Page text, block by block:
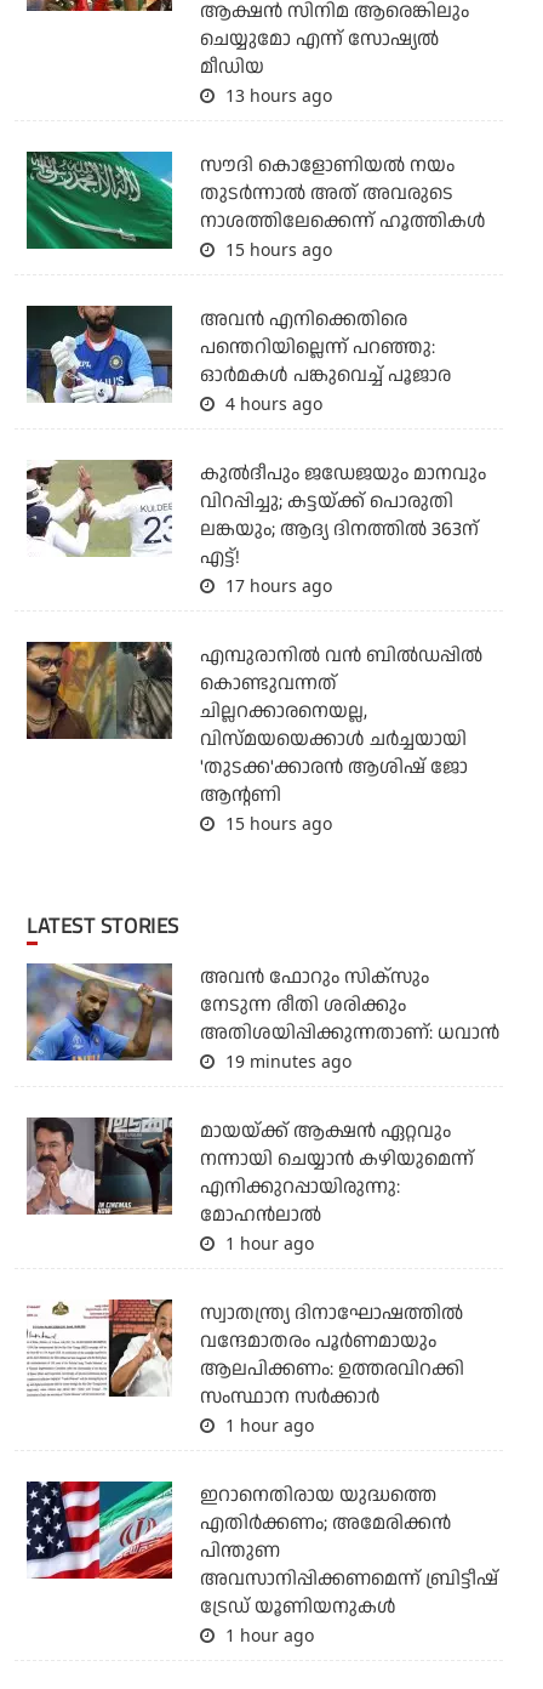
ആക്ഷന്‍ സിനിമ ആരെങ്കിലും
ചെയ്യുമോ എന്ന് സോഷ്യല്‍
മീഡിയ
13 hours ago
സൗദി കൊളോണിയല്‍ നയം
തുടര്‍ന്നാല്‍ അത് അവരുടെ
നാശത്തിലേക്കെന്ന് ഹൂത്തികള്‍
15 hours ago
അവന്‍ എനിക്കെതിരെ
പന്തെറിയില്ലെന്ന് പറഞ്ഞു:
ഓര്‍മകള്‍ പങ്കുവെച്ച് പൂജാര
4 hours ago
കുല്‍ദീപും ജഡേജയും മാനവും
വിറപ്പിച്ചു; കട്ടയ്ക്ക് പൊരുതി
ലങ്കയും; ആദ്യ ദിനത്തില്‍ 363ന്
എട്ട്!
17 hours ago
എമ്പുരാനില്‍ വന്‍ ബില്‍ഡപ്പില്‍
കൊണ്ടുവന്നത്
ചില്ലറക്കാരനെയല്ല,
വിസ്മയയെക്കാള്‍ ചര്‍ച്ചയായി
'തുടക്ക'ക്കാരന്‍ ആശിഷ് ജോ
ആന്റണി
15 hours ago
LATEST STORIES
അവന്‍ ഫോറും സിക്സും
നേടുന്ന രീതി ശരിക്കും
അതിശയിപ്പിക്കുന്നതാണ്: ധവാന്‍
19 minutes ago
മായയ്ക്ക് ആക്ഷന്‍ ഏറ്റവും
നന്നായി ചെയ്യാന്‍ കഴിയുമെന്ന്
എനിക്കുറപ്പായിരുന്നു:
മോഹന്‍ലാല്‍
1 hour ago
സ്വാതന്ത്ര്യ ദിനാഘോഷത്തില്‍
വന്ദേമാതരം പൂര്‍ണമായും
ആലപിക്കണം: ഉത്തരവിറക്കി
സംസ്ഥാന സര്‍ക്കാര്‍
1 hour ago
ഇറാനെതിരായ യുദ്ധത്തെ
എതിര്‍ക്കണം; അമേരിക്കന്‍
പിന്തുണ
അവസാനിപ്പിക്കണമെന്ന് ബ്രിട്ടീഷ്
ട്രേഡ് യൂണിയനുകള്‍
1 hour ago